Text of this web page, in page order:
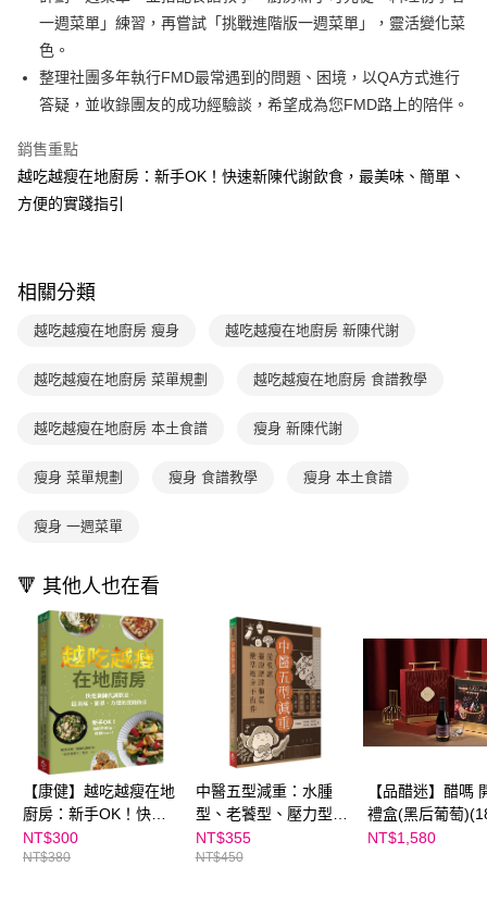
消。如遇「轉專審核」未通過狀況，表示未達大哥付你分期系統評分，恕無
法說明評估內容。
【繳款方式說明】
1.分期款項不併入電信帳單，「大哥付你分期」於每月結算日後寄送繳費提
醒簡訊。
2.透過簡訊連結打開帳單後，可選擇「超商條碼／台灣大直營門市／銀行轉
【注意事項】
1.本服務係由「台灣大哥大股份有限公司」（以下簡稱本公司）所提供，讓
用戶於交易時，得透過本服務購買商品或服務，並由商店將買賣／分期付款
由本公司與您本人進行分期帳單所需資料之確認、核對及更正。
１．簡單：不需註冊會員、不需綁卡、不需儲值。
２．便利：只要手機號碼，簡訊認證，即可結帳。
３．安心：先確認商品／服務後，再付款。
【「AFTEE先享後付」結帳流程】
１．於結帳方式選擇「AFTEE先享後付」後，將跳轉至「AFTEE先享後付」
２．訂單成立數日內，您將收到繳費通知簡訊。
３．收到繳費通知簡訊後14天內，點擊此簡訊中的連結，可透過四大超商／
ATM／網路銀行／等多元方式進行付款，方視為交易完成。
※ 請注意：結帳手續完成當下不需立刻繳費，但若您需要取消訂單，請聯絡
是否繳費成功／繳費後需取消欲退款等相關疑問，請聯繫「AFTEE先享後付
客戶支援中心」
【注意事項】
易，需依本服務之必要範圍內提供個人資料，並將交易相關給付款項請求債
https://aftee.tw/terms/#terms3
「AFTEE先享後付」，若未經同意申辦者引起之損失，本公司不負相關責
時審查核予不同之上限額度；若仍有額度不足之情形，本公司將視審查結果
５．嚴禁一人註冊多個帳號或使用他人資訊註冊。若發現惡意使用之情形，
恩沛科技股份有限公司將有權停止該用戶之使用額度並採取法律行動。
運送方式
付款後全家取貨｜8/8-8/14運費優惠，結帳滿499即享免運。
每筆NT$70，滿NT$499(含以上)免運費
每筆NT$70，滿NT$800(含以上)免運費
每筆NT$200
海外包裹航空運送
一週菜單」練習，再嘗試「挑戰進階版一週菜單」，靈活變化菜
色。
整理社團多年執行FMD最常遇到的問題、困境，以QA方式進行
答疑，並收錄團友的成功經驗談，希望成為您FMD路上的陪伴。
銷售重點
越吃越瘦在地廚房：新手OK！快速新陳代謝飲食，最美味、簡單、
方便的實踐指引
相關分類
越吃越瘦在地廚房 瘦身 越吃越瘦在地廚房 新陳代謝
越吃越瘦在地廚房 菜單規劃 越吃越瘦在地廚房 食譜教學
越吃越瘦在地廚房 本土食譜 瘦身 新陳代謝
瘦身 菜單規劃 瘦身 食譜教學 瘦身 本土食譜
瘦身 一週菜單
🔻 其他人也在看
【康健】越吃越瘦在地
廚房：新手OK！快速
新陳代謝飲食，最美
味、簡單、方便的實踐
NT$300
NT$380
中醫五型減重：水腫
型、老饕型、壓力型、
虛弱型、失調型，從根
源擺脫肥胖體質，精準
NT$355
NT$450
【品醋迷】醋嗎
禮盒(黑后葡萄
瓶)＆(Tripure 能
NT$1,580